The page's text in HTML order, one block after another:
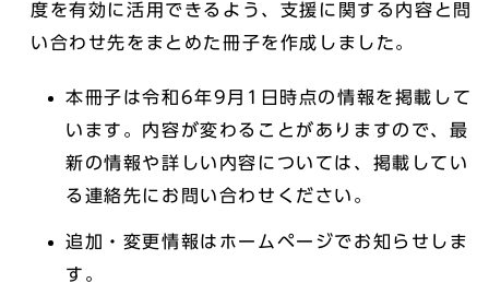
度を有効に活用できるよう、支援に関する内容と問
い合わせ先をまとめた冊子を作成しました。
本冊子は令和6年9月1日時点の情報を掲載して
います。内容が変わることがありますので、最
新の情報や詳しい内容については、掲載してい
る連絡先にお問い合わせください。
追加・変更情報はホームページでお知らせしま